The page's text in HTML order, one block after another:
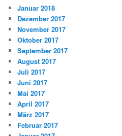
Januar 2018
Dezember 2017
November 2017
Oktober 2017
September 2017
August 2017
Juli 2017
Juni 2017
Mai 2017
April 2017
März 2017
Februar 2017